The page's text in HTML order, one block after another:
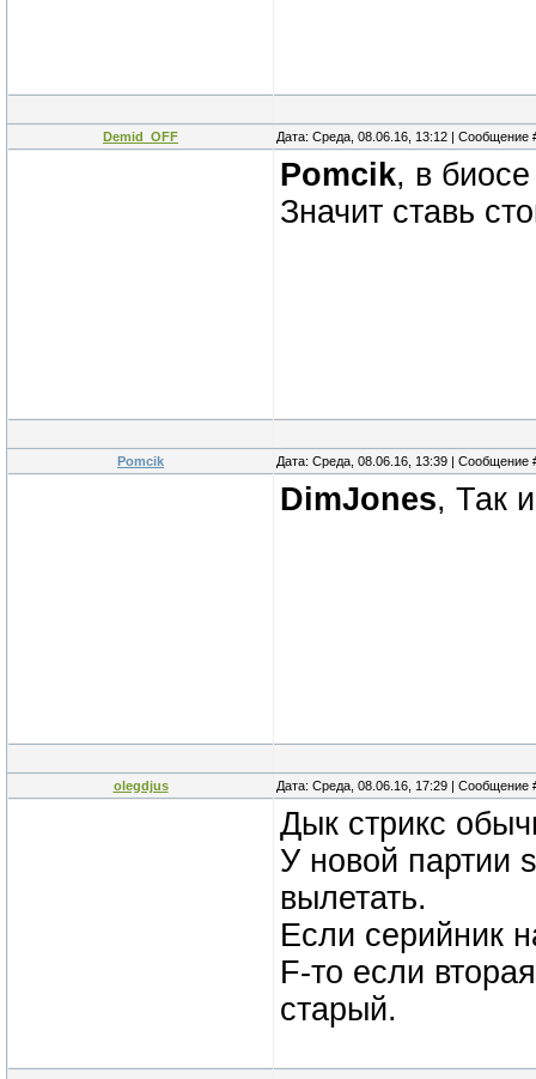
Demid_OFF Дата: Среда, 08.06.16, 13:12 | Сообщение
Pomcik, в
Значит ставь
Pomcik Дата: Среда, 08.06.16, 13:39 | Сообщение
DimJones, Так
olegdjus Дата: Среда, 08.06.16, 17:29 | Сообщение
Дык стрикс
У новой партии
вылетать.
Если серийник
F-то если
старый.